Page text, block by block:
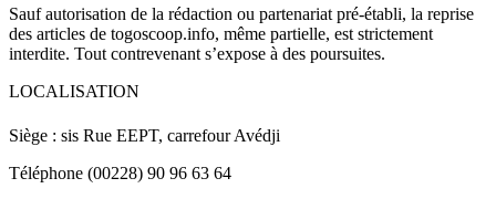
Sauf autorisation de la rédaction ou partenariat pré-établi, la reprise
des articles de togoscoop.info, même partielle, est strictement
interdite. Tout contrevenant s’expose à des poursuites.
LOCALISATION
Siège : sis Rue EEPT, carrefour Avédji
Téléphone (00228) 90 96 63 64